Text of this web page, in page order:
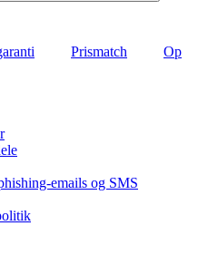
Prismatch
Op
emails og SMS